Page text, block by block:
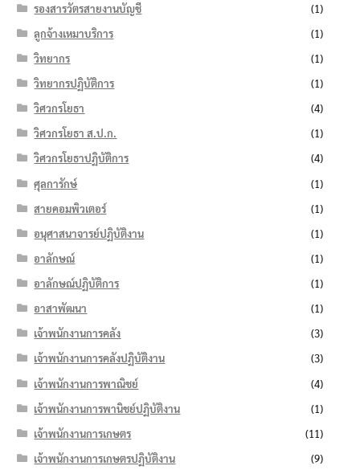
รองสารวัตรสายงานบัญชี
(1)
ลูกจ้างเหมาบริการ
(1)
วิทยากร
(1)
วิทยากรปฏิบัติการ
(1)
วิศวกรโยธา
(4)
วิศวกรโยธา ส.ป.ก.
(1)
วิศวกรโยธาปฏิบัติการ
(4)
ศุลการักษ์
(1)
สายคอมพิวเตอร์
(1)
อนุศาสนาจารย์ปฏิบัติงาน
(1)
อาลักษณ์
(1)
อาลักษณ์ปฏิบัติการ
(1)
อาสาพัฒนา
(1)
เจ้าพนักงานการคลัง
(3)
เจ้าพนักงานการคลังปฏิบัติงาน
(3)
เจ้าพนักงานการพาณิชย์
(4)
เจ้าพนักงานการพานิชย์ปฏิบัติงาน
(1)
เจ้าพนักงานการเกษตร
(11)
เจ้าพนักงานการเกษตรปฏิบัติงาน
(9)